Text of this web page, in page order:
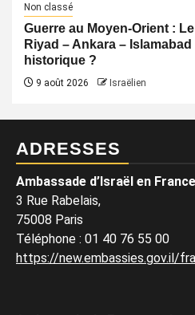
Non classé
Guerre au Moyen-Orient :
Riyad – Ankara –
historique ?
9 août 2026 Israëlien
ADRESSES
Ambassade d’Israël en France
3 Rue Rabelais,
75008 Paris
Téléphone : 01 40 76 55 00
https://new.embassies.gov.il/